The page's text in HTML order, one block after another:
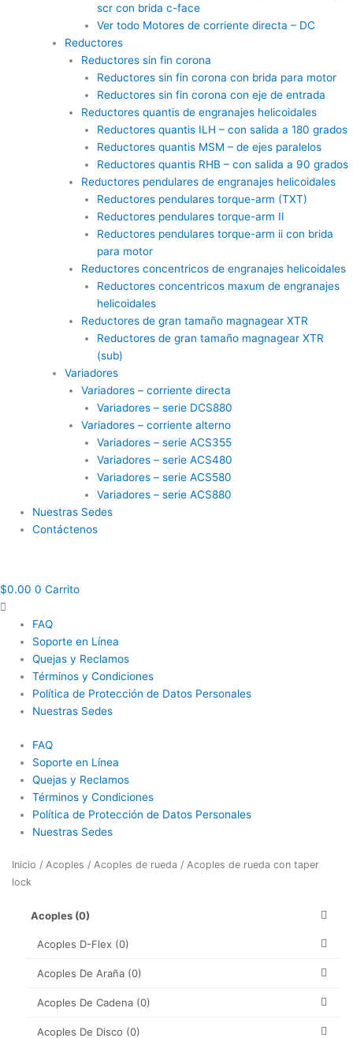
scr con brida c-face
Ver todo Motores de corriente directa – DC
Reductores
Reductores sin fin corona
Reductores sin fin corona con brida para motor
Reductores sin fin corona con eje de entrada
Reductores quantis de engranajes helicoidales
Reductores quantis ILH – con salida a 180 grados
Reductores quantis MSM – de ejes paralelos
Reductores quantis RHB – con salida a 90 grados
Reductores pendulares de engranajes helicoidales
Reductores pendulares torque-arm (TXT)
Reductores pendulares torque-arm II
Reductores pendulares torque-arm ii con brida
para motor
Reductores concentricos de engranajes helicoidales
Reductores concentricos maxum de engranajes
helicoidales
Reductores de gran tamaño magnagear XTR
Reductores de gran tamaño magnagear XTR
(sub)
Variadores
Variadores – corriente directa
Variadores – serie DCS880
Variadores – corriente alterno
Variadores – serie ACS355
Variadores – serie ACS480
Variadores – serie ACS580
Variadores – serie ACS880
Nuestras Sedes
Contáctenos
$0.00 0 Carrito
FAQ
Soporte en Línea
Quejas y Reclamos
Términos y Condiciones
Política de Protección de Datos Personales
Nuestras Sedes
FAQ
Soporte en Línea
Quejas y Reclamos
Términos y Condiciones
Política de Protección de Datos Personales
Nuestras Sedes
Inicio / Acoples / Acoples de rueda / Acoples de rueda con taper
lock
Acoples (0)
Acoples D-Flex (0)
Acoples De Araña (0)
Acoples De Cadena (0)
Acoples De Disco (0)